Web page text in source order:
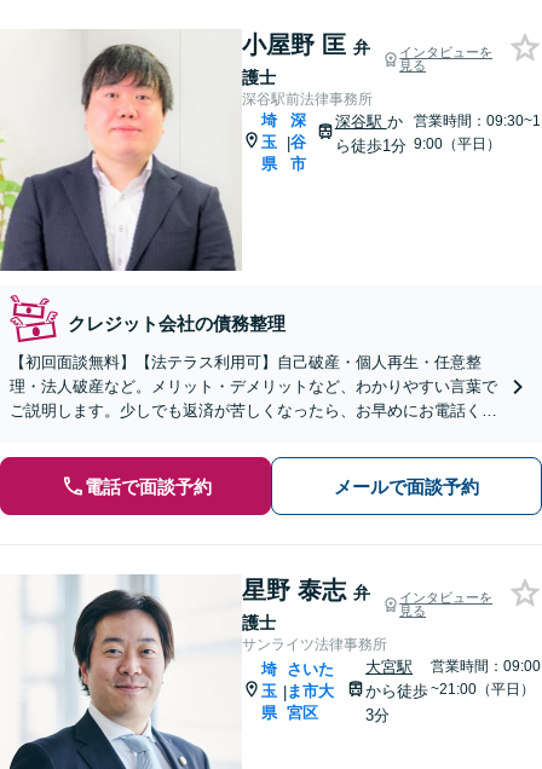
小屋野 匡 弁
護士
インタビューを
見る
深谷駅前法律事務所
埼
玉
県
|
深
谷
市
深谷駅 か
ら徒歩1分
営業時間：09:30~1
9:00（平日）
クレジット会社の債務整理
【初回面談無料】【法テラス利用可】自己破産・個人再生・任意整
理・法人破産など。メリット・デメリットなど、わかりやすい言葉で
ご説明します。少しでも返済が苦しくなったら、お早めにお電話くだ
電話で面談予約 メールで面談予約
星野 泰志 弁
護士
インタビューを
見る
サンライツ法律事務所
埼
玉
県
|
さいた
ま市大
宮区
大宮駅
から徒歩
3分
営業時間：09:00
~21:00（平日）